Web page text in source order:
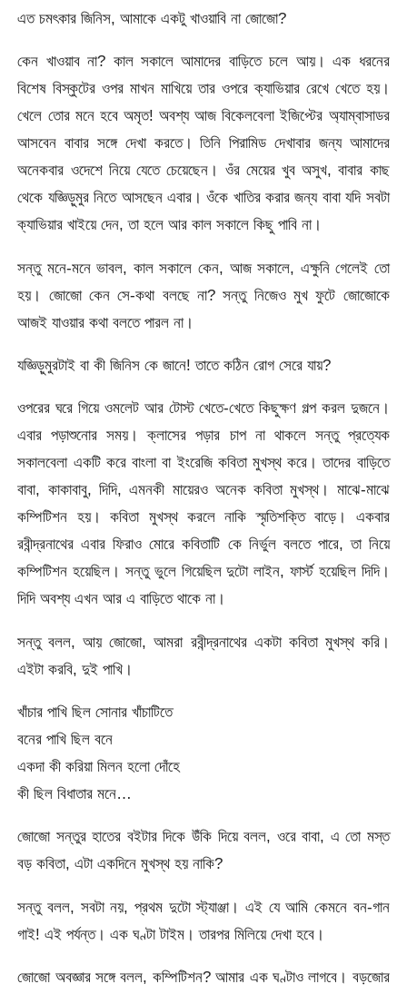
এত চমৎকার জিনিস, আমাকে একটু খাওয়াবি না জোজো?
কেন খাওয়াব না? কাল সকালে আমাদের বাড়িতে চলে আয়। এক ধরনের
বিশেষ বিস্কুটের ওপর মাখন মাখিয়ে তার ওপরে ক্যাভিয়ার রেখে খেতে হয়।
খেলে তোর মনে হবে অমৃত! অবশ্য আজ বিকেলবেলা ইজিপ্টের অ্যাম্বাসাডর
আসবেন বাবার সঙ্গে দেখা করতে। তিনি পিরামিড দেখাবার জন্য আমাদের
অনেকবার ওদেশে নিয়ে যেতে চেয়েছেন। ওঁর মেয়ের খুব অসুখ, বাবার কাছ
থেকে যজ্ঞিড়ুমুর নিতে আসছেন এবার। ওঁকে খাতির করার জন্য বাবা যদি সবটা
ক্যাভিয়ার খাইয়ে দেন, তা হলে আর কাল সকালে কিছু পাবি না।
সন্তু মনে-মনে ভাবল, কাল সকালে কেন, আজ সকালে, এক্ষুনি গেলেই তো
হয়। জোজো কেন সে-কথা বলছে না? সন্তু নিজেও মুখ ফুটে জোজোকে
আজই যাওয়ার কথা বলতে পারল না।
যজ্ঞিড়ুমুরটাই বা কী জিনিস কে জানে! তাতে কঠিন রোগ সেরে যায়?
ওপরের ঘরে গিয়ে ওমলেট আর টোস্ট খেতে-খেতে কিছুক্ষণ গল্প করল দুজনে।
এবার পড়াশুনোর সময়। ক্লাসের পড়ার চাপ না থাকলে সন্তু প্রত্যেক
সকালবেলা একটি করে বাংলা বা ইংরেজি কবিতা মুখস্থ করে। তাদের বাড়িতে
বাবা, কাকাবাবু, দিদি, এমনকী মায়েরও অনেক কবিতা মুখস্থ। মাঝে-মাঝে
কম্পিটিশন হয়। কবিতা মুখস্থ করলে নাকি স্মৃতিশক্তি বাড়ে। একবার
রবীন্দ্রনাথের এবার ফিরাও মোরে কবিতাটি কে নির্ভুল বলতে পারে, তা নিয়ে
কম্পিটিশন হয়েছিল। সন্তু ভুলে গিয়েছিল দুটো লাইন, ফার্স্ট হয়েছিল দিদি।
দিদি অবশ্য এখন আর এ বাড়িতে থাকে না।
সন্তু বলল, আয় জোজো, আমরা রবীন্দ্রনাথের একটা কবিতা মুখস্থ করি।
এইটা করবি, দুই পাখি।
খাঁচার পাখি ছিল সোনার খাঁচাটিতে
বনের পাখি ছিল বনে
একদা কী করিয়া মিলন হলো দোঁহে
কী ছিল বিধাতার মনে…
জোজো সন্তুর হাতের বইটার দিকে উঁকি দিয়ে বলল, ওরে বাবা, এ তো মস্ত
বড় কবিতা, এটা একদিনে মুখস্থ হয় নাকি?
সন্তু বলল, সবটা নয়, প্রথম দুটো স্ট্যাঞ্জা। এই যে আমি কেমনে বন-গান
গাই! এই পর্যন্ত। এক ঘণ্টা টাইম। তারপর মিলিয়ে দেখা হবে।
জোজো অবজ্ঞার সঙ্গে বলল, কম্পিটিশন? আমার এক ঘণ্টাও লাগবে। বড়জোর